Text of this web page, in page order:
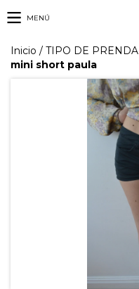
MENÚ
Inicio / TIPO DE PRENDA
mini short paula